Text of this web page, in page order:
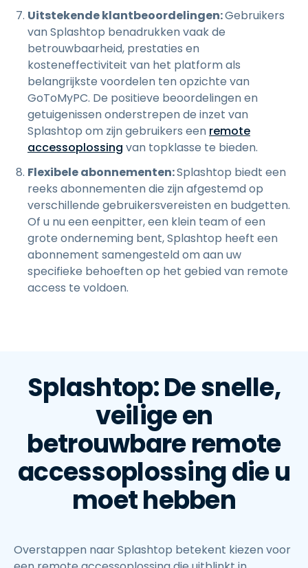
Uitstekende klantbeoordelingen:Gebruikers
van Splashtop benadrukken vaak de
betrouwbaarheid, prestaties en
kosteneffectiviteit van het platform als
belangrijkste voordelen ten opzichte van
GoToMyPC. De positieve beoordelingen en
getuigenissen onderstrepen de inzet van
Splashtop om zijn gebruikers een remote
accessoplossing van topklasse te bieden.
Flexibele abonnementen:Splashtop biedt een
reeks abonnementen die zijn afgestemd op
verschillende gebruikersvereisten en budgetten.
Of u nu een eenpitter, een klein team of een
grote onderneming bent, Splashtop heeft een
abonnement samengesteld om aan uw
specifieke behoeften op het gebied van remote
access te voldoen.
Splashtop: De snelle,
veilige en
betrouwbare remote
accessoplossing die u
moet hebben
Overstappen naar Splashtop betekent kiezen voor